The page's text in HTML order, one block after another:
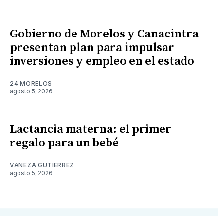
Gobierno de Morelos y Canacintra
presentan plan para impulsar
inversiones y empleo en el estado
24 MORELOS
agosto 5, 2026
Lactancia materna: el primer
regalo para un bebé
VANEZA GUTIÉRREZ
agosto 5, 2026